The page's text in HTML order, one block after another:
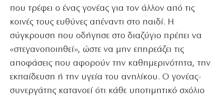
που τρέφει ο ένας γονέας για τον άλλον από τις
κοινές τους ευθύνες απέναντι στο παιδί. Η
σύγκρουση που οδήγησε στο διαζύγιο πρέπει να
«στεγανοποιηθεί», ώστε να μην επηρεάζει τις
αποφάσεις που αφορούν την καθημερινότητα, την
εκπαίδευση ή την υγεία του ανηλίκου. Ο γονέας-
συνεργάτης κατανοεί ότι κάθε υποτιμητικό σχόλιο